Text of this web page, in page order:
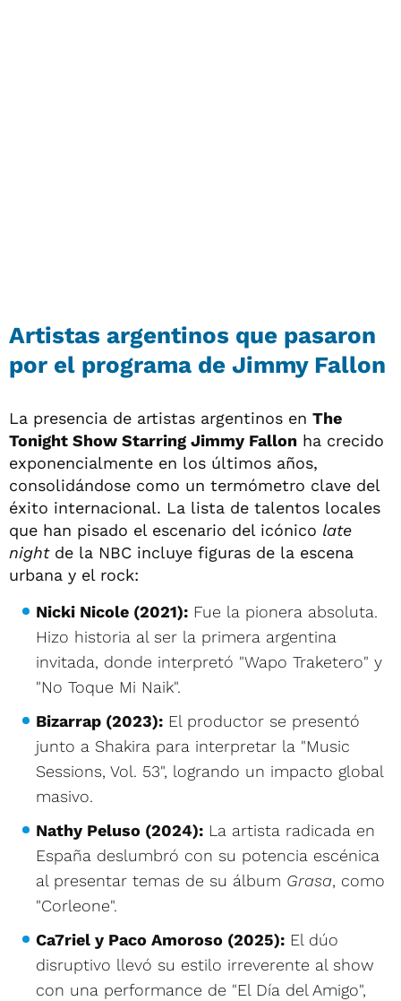
Artistas argentinos que pasaron
por el programa de Jimmy Fallon
La presencia de artistas argentinos en The
Tonight Show Starring Jimmy Fallon ha crecido
exponencialmente en los últimos años,
consolidándose como un termómetro clave del
éxito internacional. La lista de talentos locales
que han pisado el escenario del icónico late
nightde la NBC incluye figuras de la escena
urbana y el rock:
Nicki Nicole (2021): Fue la pionera absoluta.
Hizo historia al ser la primera argentina
invitada, donde interpretó "Wapo Traketero" y
"No Toque Mi Naik".
Bizarrap (2023): El productor se presentó
junto a Shakira para interpretar la "Music
Sessions, Vol. 53", logrando un impacto global
masivo.
Nathy Peluso (2024): La artista radicada en
España deslumbró con su potencia escénica
al presentar temas de su álbum Grasa, como
"Corleone".
Ca7riel y Paco Amoroso (2025): El dúo
disruptivo llevó su estilo irreverente al show
con una performance de "El Día del Amigo",